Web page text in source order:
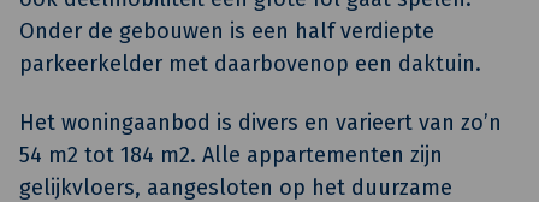
Onder de gebouwen is een half verdiepte
parkeerkelder met daarbovenop een daktuin.
Het woningaanbod is divers en varieert van zo’n
54 m2 tot 184 m2. Alle appartementen zijn
gelijkvloers, aangesloten op het duurzame